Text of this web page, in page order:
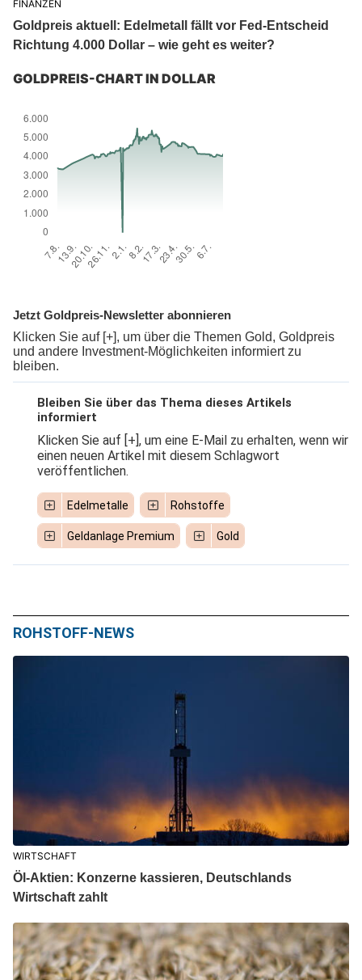
FINANZEN
Goldpreis aktuell: Edelmetall fällt vor Fed-Entscheid
Richtung 4.000 Dollar – wie geht es weiter?
GOLDPREIS-CHART IN DOLLAR
Jetzt Goldpreis-Newsletter abonnieren
Klicken Sie auf [+], um über die Themen Gold, Goldpreis
und andere Investment-Möglichkeiten informiert zu
bleiben.
Bleiben Sie über das Thema dieses Artikels
informiert
Klicken Sie auf [+], um eine E-Mail zu erhalten, wenn wir
einen neuen Artikel mit diesem Schlagwort
veröffentlichen.
Edelmetalle Rohstoffe
Geldanlage Premium Gold
ROHSTOFF-NEWS
WIRTSCHAFT
Öl-Aktien: Konzerne kassieren, Deutschlands
Wirtschaft zahlt